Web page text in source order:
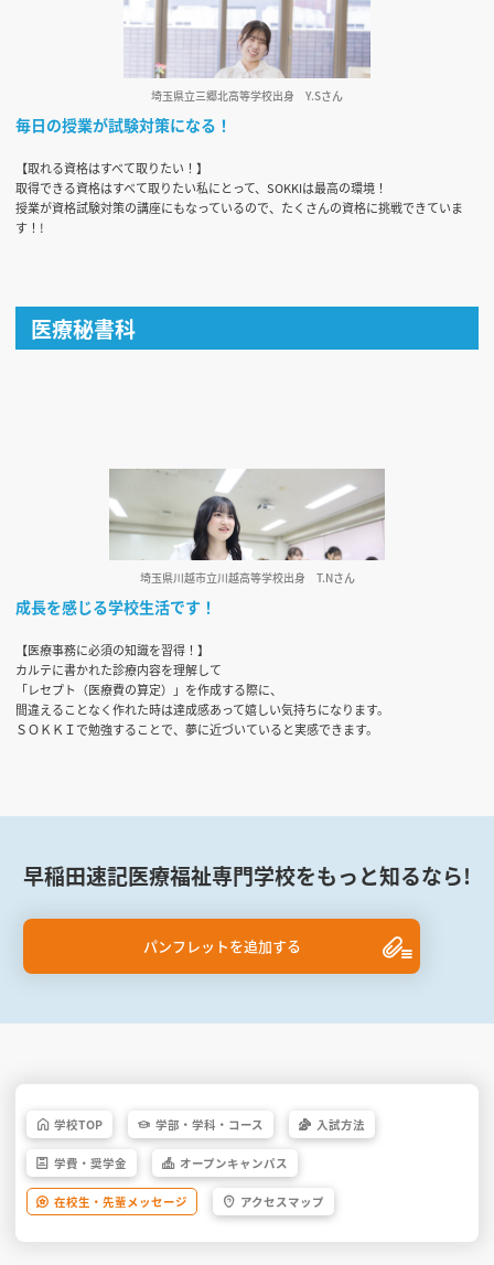
毎日の授業が試験対策になる！
【取れる資格はすべて取りたい！】
取得できる資格はすべて取りたい私にとって、SOKKIは最高の環境！
授業が資格試験対策の講座にもなっているので、たくさんの資格に挑戦できていま
す！!
埼玉県立三郷北高等学校出身 Y.Sさん
医療秘書科
成長を感じる学校生活です！
【医療事務に必須の知識を習得！】
カルテに書かれた診療内容を理解して
「レセプト（医療費の算定）」を作成する際に、
間違えることなく作れた時は達成感あって嬉しい気持ちになります。
ＳＯＫＫＩで勉強することで、夢に近づいていると実感できます。
埼玉県川越市立川越高等学校出身 T.Nさん
早稲田速記医療福祉専門学校をもっと知るなら!
パンフレットを追加する
学校TOP 学部・ 学科・ コース 入試方法
学費・ 奨学金 オープンキャンパス
在校生・ 先輩メッセージ アクセスマップ